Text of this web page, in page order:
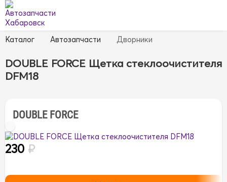
Каталог Автозапчасти Дворники
DOUBLE FORCE Щетка стеклоочистителя
DFM18
DOUBLE FORCE
230 ₽